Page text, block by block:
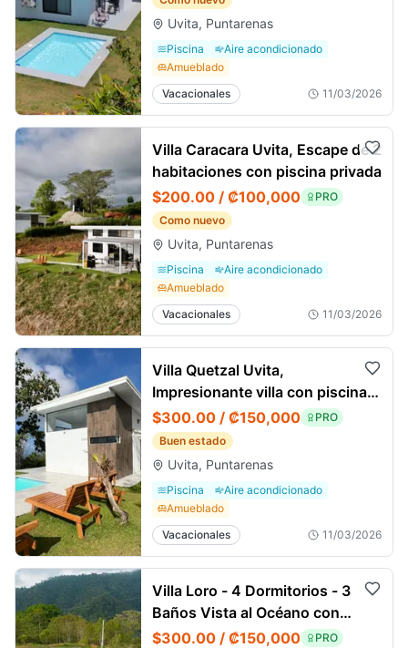
Uvita, Puntarenas
Piscina
Aire acondicionado
Amueblado
Vacacionales
11/03/2026
Villa Caracara Uvita, Escape de 2
habitaciones con piscina privada
$200.00 / ₡100,000
PRO
Como nuevo
Uvita, Puntarenas
Piscina
Aire acondicionado
Amueblado
Vacacionales
11/03/2026
Villa Quetzal Uvita,
Impresionante villa con piscina y
vista al Océano
$300.00 / ₡150,000
PRO
Buen estado
Uvita, Puntarenas
Piscina
Aire acondicionado
Amueblado
Vacacionales
11/03/2026
Villa Loro - 4 Dormitorios - 3
Baños Vista al Océano con
Piscina Privada Retiro Jungle
$300.00 / ₡150,000
PRO